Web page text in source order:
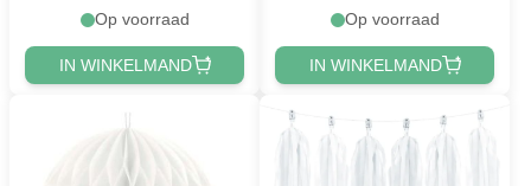
Op voorraad
IN WINKELMAND
Op voorraad
IN WINKELMAND